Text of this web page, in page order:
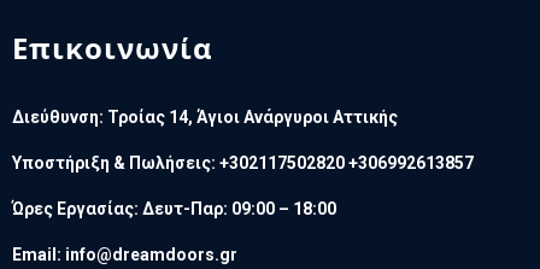
Επικοινωνία
Διεύθυνση: Τροίας 14, Άγιοι Ανάργυροι Αττικής
Υποστήριξη & Πωλήσεις: +302117502820 +306992613857
Ώρες Εργασίας: Δευτ-Παρ: 09:00 – 18:00
Email: info@dreamdoors.gr